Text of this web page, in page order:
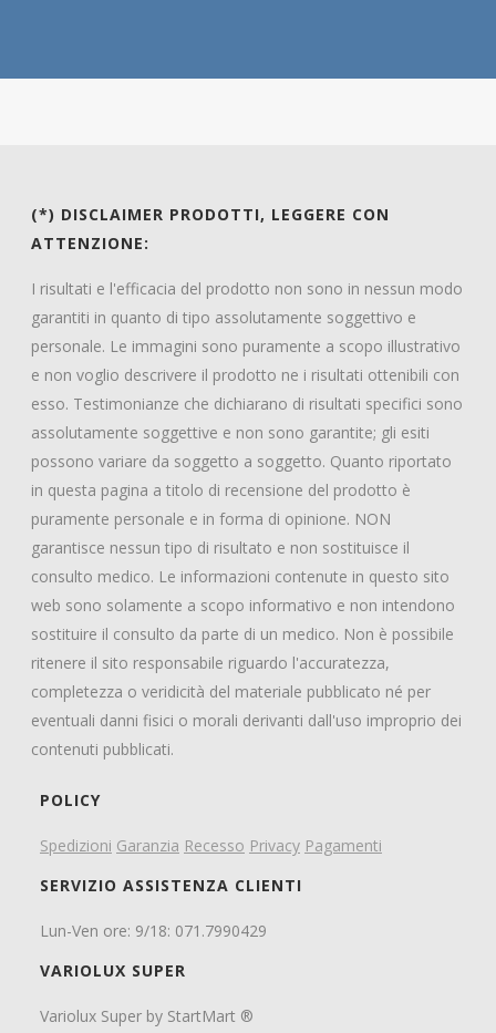
(*) DISCLAIMER PRODOTTI, LEGGERE CON
ATTENZIONE:
I risultati e l'efficacia del prodotto non sono in nessun modo
garantiti in quanto di tipo assolutamente soggettivo e
personale. Le immagini sono puramente a scopo illustrativo
e non voglio descrivere il prodotto ne i risultati ottenibili con
esso. Testimonianze che dichiarano di risultati specifici sono
assolutamente soggettive e non sono garantite; gli esiti
possono variare da soggetto a soggetto. Quanto riportato
in questa pagina a titolo di recensione del prodotto è
puramente personale e in forma di opinione. NON
garantisce nessun tipo di risultato e non sostituisce il
consulto medico. Le informazioni contenute in questo sito
web sono solamente a scopo informativo e non intendono
sostituire il consulto da parte di un medico. Non è possibile
ritenere il sito responsabile riguardo l'accuratezza,
completezza o veridicità del materiale pubblicato né per
eventuali danni fisici o morali derivanti dall'uso improprio dei
contenuti pubblicati.
POLICY
Spedizioni Garanzia Recesso Privacy Pagamenti
SERVIZIO ASSISTENZA CLIENTI
Lun-Ven ore: 9/18: 071.7990429
VARIOLUX SUPER
Variolux Super by StartMart ®